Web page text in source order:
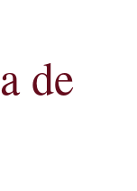
de